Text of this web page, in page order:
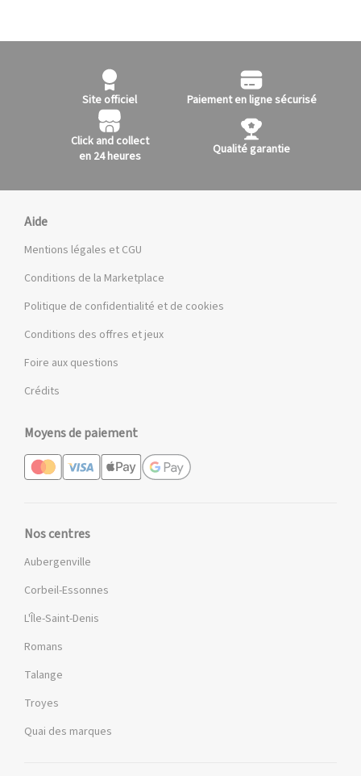
Site officiel Paiement en ligne sécurisé
Click and collect
en 24 heures
Qualité garantie
Aide
Mentions légales et CGU
Conditions de la Marketplace
Politique de confidentialité et de cookies
Conditions des offres et jeux
Foire aux questions
Crédits
Moyens de paiement
Nos centres
Aubergenville
Corbeil-Essonnes
L'Île-Saint-Denis
Romans
Talange
Troyes
Quai des marques